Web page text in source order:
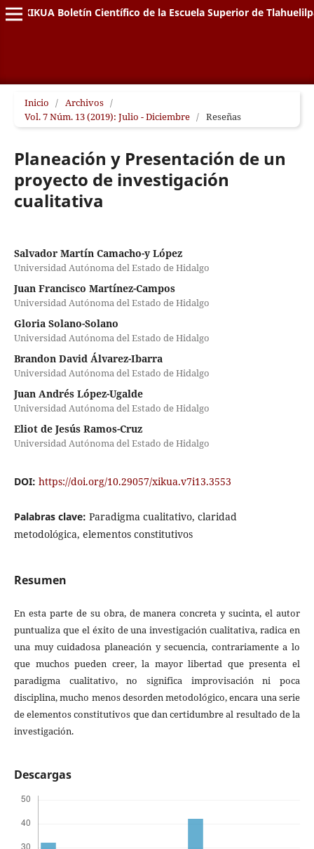
XIKUA Boletín Científico de la Escuela Superior de
Inicio / Archivos /
Vol. 7 Núm. 13 (2019): Julio - Diciembre / Reseñas
Planeación y Presentación de un
proyecto de investigación
cualitativa
Salvador Martín Camacho-y López
Universidad Autónoma del Estado de Hidalgo
Juan Francisco Martínez-Campos
Universidad Autónoma del Estado de Hidalgo
Gloria Solano-Solano
Universidad Autónoma del Estado de Hidalgo
Brandon David Álvarez-Ibarra
Universidad Autónoma del Estado de Hidalgo
Juan Andrés López-Ugalde
Universidad Autónoma del Estado de Hidalgo
Eliot de Jesús Ramos-Cruz
Universidad Autónoma del Estado de Hidalgo
DOI: https://doi.org/10.29057/xikua.v7i13.3553
Palabras clave: Paradigma cualitativo, claridad
metodológica, elementos constitutivos
Resumen
En esta parte de su obra, de manera concreta y sucinta, el autor
puntualiza que el éxito de una investigación cualitativa, radica en
una muy cuidadosa planeación y secuencia, contrariamente a lo
que muchos pueden creer, la mayor libertad que presenta el
paradigma cualitativo, no significa improvisación ni poca
disciplina, mucho menos desorden metodológico, encara una serie
de elementos constitutivos que dan certidumbre al resultado de la
investigación.
Descargas